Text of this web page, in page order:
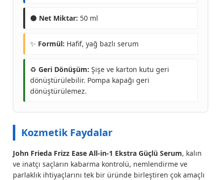
⚫ Net Miktar: 50 ml
✨ Formül: Hafif, yağ bazlı serum
♻️ Geri Dönüşüm: Şişe ve karton kutu geri
dönüştürülebilir. Pompa kapağı geri
dönüştürülemez.
Kozmetik Faydalar
John Frieda Frizz Ease All-in-1 Ekstra Güçlü Serum, kalın
ve inatçı saçların kabarma kontrolü, nemlendirme ve
parlaklık ihtiyaçlarını tek bir üründe birleştiren çok amaçlı